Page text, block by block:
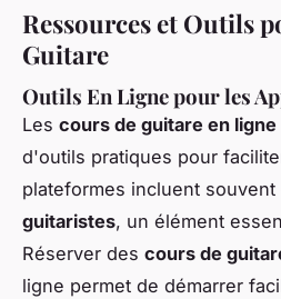
Ressources et Outils
Guitare
Outils En Ligne pour les
Les cours de guitare en ligne
d'outils pratiques pour
plateformes incluent souvent
guitaristes, un élément
Réserver des cours de
ligne permet de démarrer